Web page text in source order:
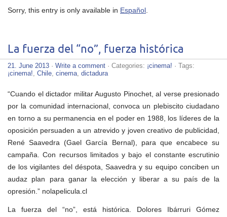
Sorry, this entry is only available in Español.
La fuerza del “no”, fuerza histórica
21. June 2013 · Write a comment · Categories: ¡cinema! · Tags:
¡cinema!, Chile, cinema, dictadura
“Cuando el dictador militar Augusto Pinochet, al verse presionado
por la comunidad internacional, convoca un plebiscito ciudadano
en torno a su permanencia en el poder en 1988, los líderes de la
oposición persuaden a un atrevido y joven creativo de publicidad,
René Saavedra (Gael García Bernal), para que encabece su
campaña. Con recursos limitados y bajo el constante escrutinio
de los vigilantes del déspota, Saavedra y su equipo conciben un
audaz plan para ganar la elección y liberar a su país de la
opresión.” nolapelicula.cl
La fuerza del “no”, está histórica. Dolores Ibárruri Gómez